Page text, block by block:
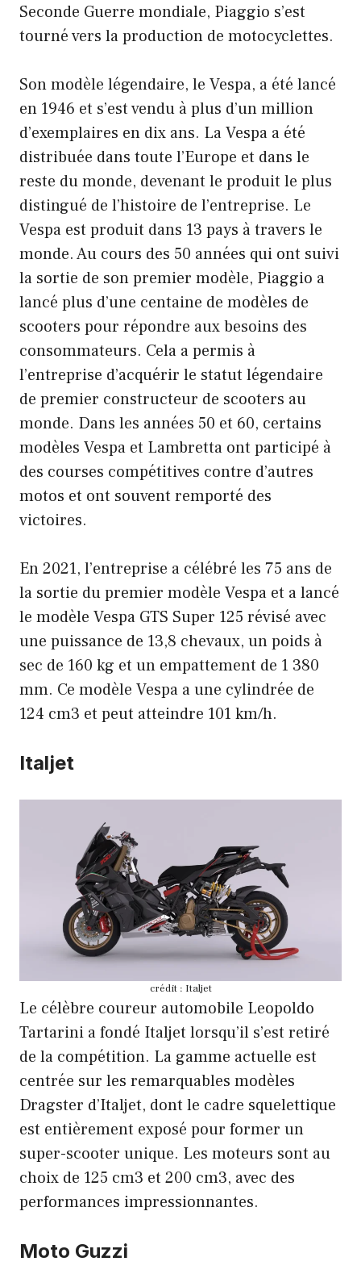
Seconde Guerre mondiale, Piaggio s’est
tourné vers la production de motocyclettes.
Son modèle légendaire, le Vespa, a été lancé
en 1946 et s’est vendu à plus d’un million
d’exemplaires en dix ans. La Vespa a été
distribuée dans toute l’Europe et dans le
reste du monde, devenant le produit le plus
distingué de l’histoire de l’entreprise. Le
Vespa est produit dans 13 pays à travers le
monde. Au cours des 50 années qui ont suivi
la sortie de son premier modèle, Piaggio a
lancé plus d’une centaine de modèles de
scooters pour répondre aux besoins des
consommateurs. Cela a permis à
l’entreprise d’acquérir le statut légendaire
de premier constructeur de scooters au
monde. Dans les années 50 et 60, certains
modèles Vespa et Lambretta ont participé à
des courses compétitives contre d’autres
motos et ont souvent remporté des
victoires.
En 2021, l’entreprise a célébré les 75 ans de
la sortie du premier modèle Vespa et a lancé
le modèle Vespa GTS Super 125 révisé avec
une puissance de 13,8 chevaux, un poids à
sec de 160 kg et un empattement de 1 380
mm. Ce modèle Vespa a une cylindrée de
124 cm3 et peut atteindre 101 km/h.
Italjet
crédit : Italjet
Le célèbre coureur automobile Leopoldo
Tartarini a fondé Italjet lorsqu’il s’est retiré
de la compétition. La gamme actuelle est
centrée sur les remarquables modèles
Dragster d’Italjet, dont le cadre squelettique
est entièrement exposé pour former un
super-scooter unique. Les moteurs sont au
choix de 125 cm3 et 200 cm3, avec des
performances impressionnantes.
Moto Guzzi